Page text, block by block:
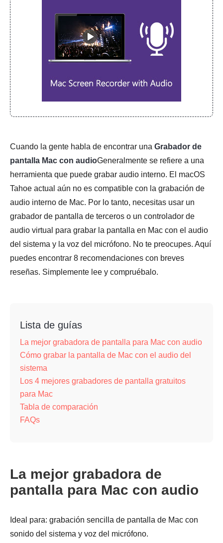
Cuando la gente habla de encontrar una Grabador de
pantalla Mac con audioGeneralmente se refiere a una
herramienta que puede grabar audio interno. El macOS
Tahoe actual aún no es compatible con la grabación de
audio interno de Mac. Por lo tanto, necesitas usar un
grabador de pantalla de terceros o un controlador de
audio virtual para grabar la pantalla en Mac con el audio
del sistema y la voz del micrófono. No te preocupes. Aquí
puedes encontrar 8 recomendaciones con breves
reseñas. Simplemente lee y compruébalo.
Lista de guías
La mejor grabadora de pantalla para Mac con audio
Cómo grabar la pantalla de Mac con el audio del
sistema
Los 4 mejores grabadores de pantalla gratuitos
para Mac
Tabla de comparación
FAQs
La mejor grabadora de
pantalla para Mac con audio
Ideal para: grabación sencilla de pantalla de Mac con
sonido del sistema y voz del micrófono.